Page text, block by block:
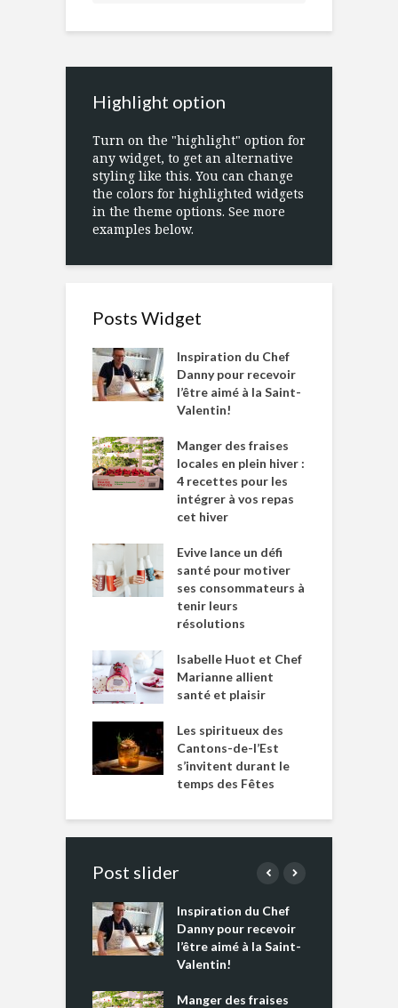
Highlight option
Turn on the "highlight" option for
any widget, to get an alternative
styling like this. You can change
the colors for highlighted widgets
in the theme options. See more
examples below.
Posts Widget
Inspiration du Chef
Danny pour recevoir
l’être aimé à la Saint-
Valentin!
Manger des fraises
locales en plein hiver :
4 recettes pour les
intégrer à vos repas
cet hiver
Evive lance un défi
santé pour motiver
ses consommateurs à
tenir leurs
résolutions
Isabelle Huot et Chef
Marianne allient
santé et plaisir
Les spiritueux des
Cantons-de-l’Est
s’invitent durant le
temps des Fêtes
Post slider
Inspiration du Chef
Danny pour recevoir
l’être aimé à la Saint-
Valentin!
Manger des fraises